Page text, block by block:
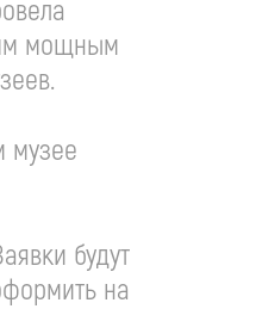
мощным
музее
будут
на